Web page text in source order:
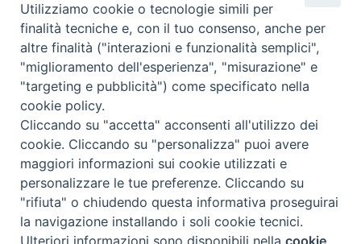
Statuto
Presidenza e ufficio presidenza
Consiglio scientifico
Coordinamento nazionale
COPYRIGHT Scienza & Vita - C.F96600690588- Tutti i
diritti -Privacy- Credits
Utilizziamo cookie o tecnologie simili per
finalità tecniche e, con il tuo consenso, anche per
altre finalità ("interazioni e funzionalità semplici",
"miglioramento dell'esperienza", "misurazione" e
"targeting e pubblicità") come specificato nella
cookie policy.
Cliccando su "accetta" acconsenti all'utilizzo dei
cookie. Cliccando su "personalizza" puoi avere
maggiori informazioni sui cookie utilizzati e
personalizzare le tue preferenze. Cliccando su
"rifiuta" o chiudendo questa informativa proseguirai
la navigazione installando i soli cookie tecnici.